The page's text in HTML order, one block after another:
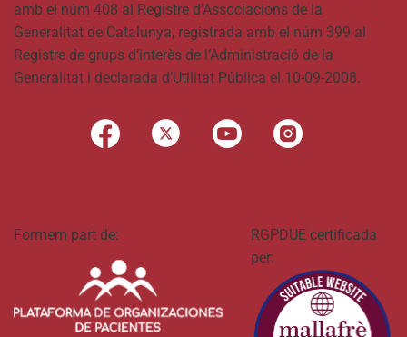
amb el núm 408 al Registre d’Associacions de la
Generalitat de Catalunya, registrada amb el núm 399 al
Registre de grups d’interès de l’Administració de la
Generalitat i declarada d’Utilitat Pública el 10-09-2008.
Formem part de:
RGPDUE certificada
per: